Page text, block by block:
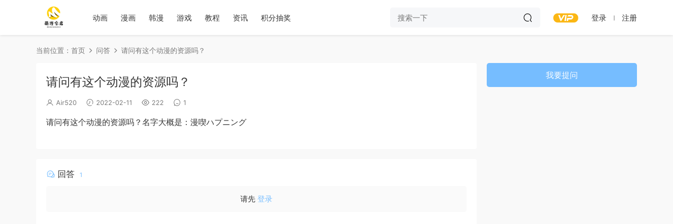
动画 漫画 韩漫 游戏 教程 资讯 积分抽奖 登录 注册
当前位置： 首页 问答 请问有这个动漫的资源吗？
请问有这个动漫的资源吗？
Air520 2022-02-11 222 1
请问有这个动漫的资源吗？名字大概是：漫喫ハプニング
回答 1
请先 登录
我要提问